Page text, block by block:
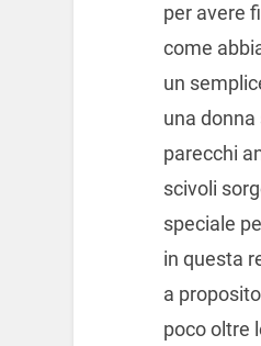
per avere
come
un
una donna
parecchi
scivoli
speciale
in questa
a
poco oltre